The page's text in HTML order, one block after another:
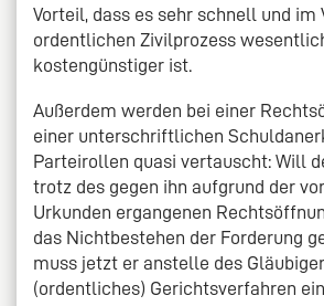
Vorteil, dass es sehr schnell und im
ordentlichen Zivilprozess
kostengünstiger ist.
Außerdem werden bei einer
einer unterschriftlichen
Parteirollen quasi vertauscht: Will
trotz des gegen ihn aufgrund der
Urkunden ergangenen
das Nichtbestehen der Forderung
muss jetzt er anstelle des
(ordentliches) Gerichtsverfahren